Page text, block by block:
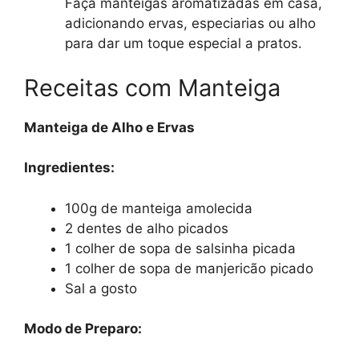
Faça manteigas aromatizadas em casa,
adicionando ervas, especiarias ou alho
para dar um toque especial a pratos.
Receitas com Manteiga
Manteiga de Alho e Ervas
Ingredientes:
100g de manteiga amolecida
2 dentes de alho picados
1 colher de sopa de salsinha picada
1 colher de sopa de manjericão picado
Sal a gosto
Modo de Preparo: